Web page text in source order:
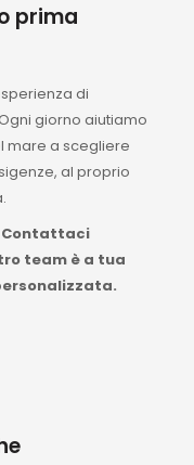
prima
di
giorno aiutiamo
mare a scegliere
al proprio
Contattaci
team è a tua